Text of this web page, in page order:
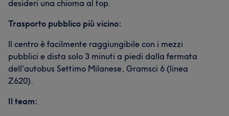
desideri una chioma al top.
Trasporto pubblico più vicino:
Il centro è facilmente raggiungibile con i mezzi
pubblici e dista solo 3 minuti a piedi dalla fermata
dell'autobus Settimo Milanese, Gramsci 6 (linea
Z620).
Il team: